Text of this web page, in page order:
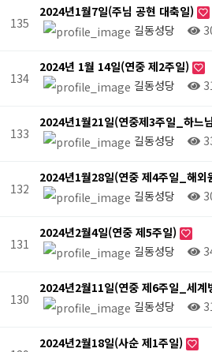
135
2024년1월7일(주님 공현 대축일)
길동성당
134
2024년 1월 14일(연중 제2주일)
길동성당
133
2024년1월21일(연중제3주일_하느
길동성당
132
2024년1월28일(연중 제4주일_해외
길동성당
131
2024년2월4일(연중 제5주일)
길동성당
130
2024년2월11일(연중 제6주일_세계
길동성당
2024년2월18일(사순 제1주일)